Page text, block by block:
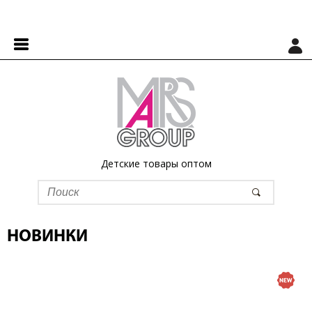
Детские товары оптом
НОВИНКИ